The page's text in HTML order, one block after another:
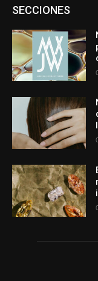
SECCIONESAsociaciones
Entrevistas
Mundo Técnico
Premios